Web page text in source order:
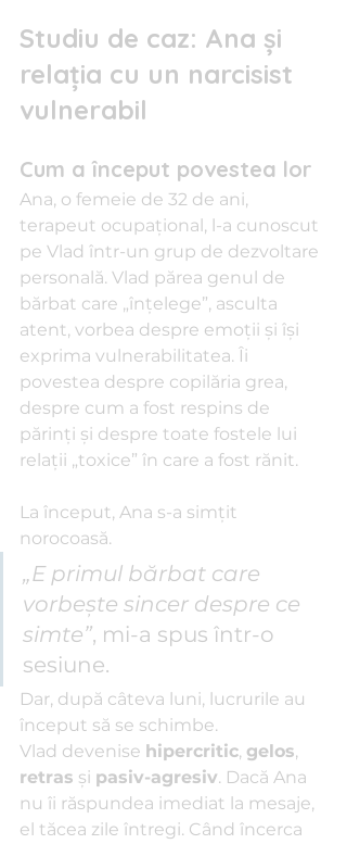
Studiu de caz: Ana și
relația cu un narcisist
vulnerabil
Cum a început povestea lor
Ana, o femeie de 32 de ani,
terapeut ocupațional, l-a cunoscut
pe Vlad într-un grup de dezvoltare
personală. Vlad părea genul de
bărbat care „înțelege”, asculta
atent, vorbea despre emoții și își
exprima vulnerabilitatea. Îi
povestea despre copilăria grea,
despre cum a fost respins de
părinți și despre toate fostele lui
relații „toxice” în care a fost rănit.
La început, Ana s-a simțit
norocoasă.
„E primul bărbat care
vorbește sincer despre ce
simte”, mi-a spus într-o
sesiune.
Dar, după câteva luni, lucrurile au
început să se schimbe.
Vlad devenise hipercritic, gelos,
retras și pasiv-agresiv. Dacă Ana
nu îi răspundea imediat la mesaje,
el tăcea zile întregi. Când încerca